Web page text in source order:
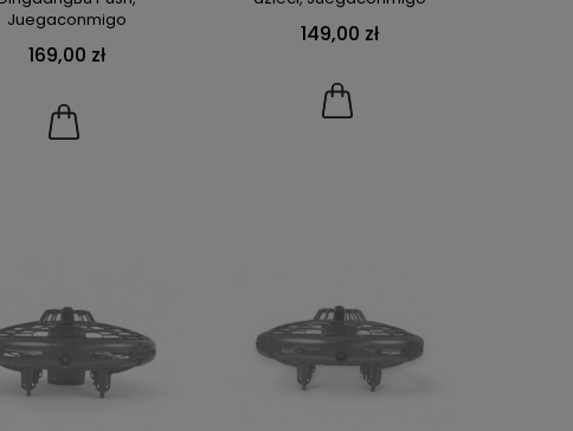
Juegaconmigo
169,00 zł
149,00 zł